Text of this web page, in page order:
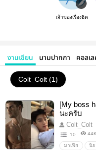
เจ้าของเรื่องฮิต
งานเขียน นามปากกา คอลเ
Colt_Colt (1)
[My boss
นะครับ
Colt_Colt
10 44K
มาเฟีย นิย